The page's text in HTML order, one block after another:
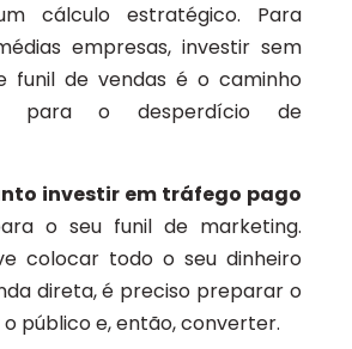
cálculo estratégico. Para
empresas, investir sem
funil de vendas é o caminho
para o desperdício de
investir em tráfego pago
o seu funil de marketing.
colocar todo o seu dinheiro
direta, é preciso preparar o
público e, então, converter.